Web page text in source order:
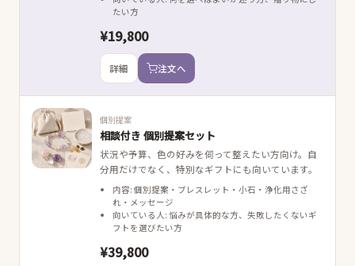
たい方
¥19,800
詳細 注文へ
個別提案
相談付き 個別提案セット
状況や予算、色の好みを伺って整えたい方向け。自
分用だけでなく、特別なギフトにも向いています。
内容: 個別提案・ブレスレット・小石・浄化用さざ
れ・メッセージ
向いている人: 悩みが具体的な方、失敗したくないギ
フトを選びたい方
¥39,800